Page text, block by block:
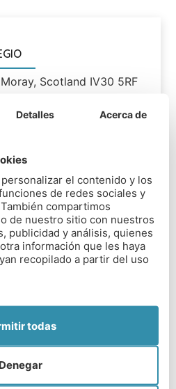
Scotland IV30 5RF
6-13, secundaria 13-18
- 50kms.
Detalles Acerca de
el contenido y los
de redes sociales y
compartimos
de nuestro sitio con nuestros
publicidad y análisis, quienes
información que les haya
recopilado a partir del uso
Denegar
todas